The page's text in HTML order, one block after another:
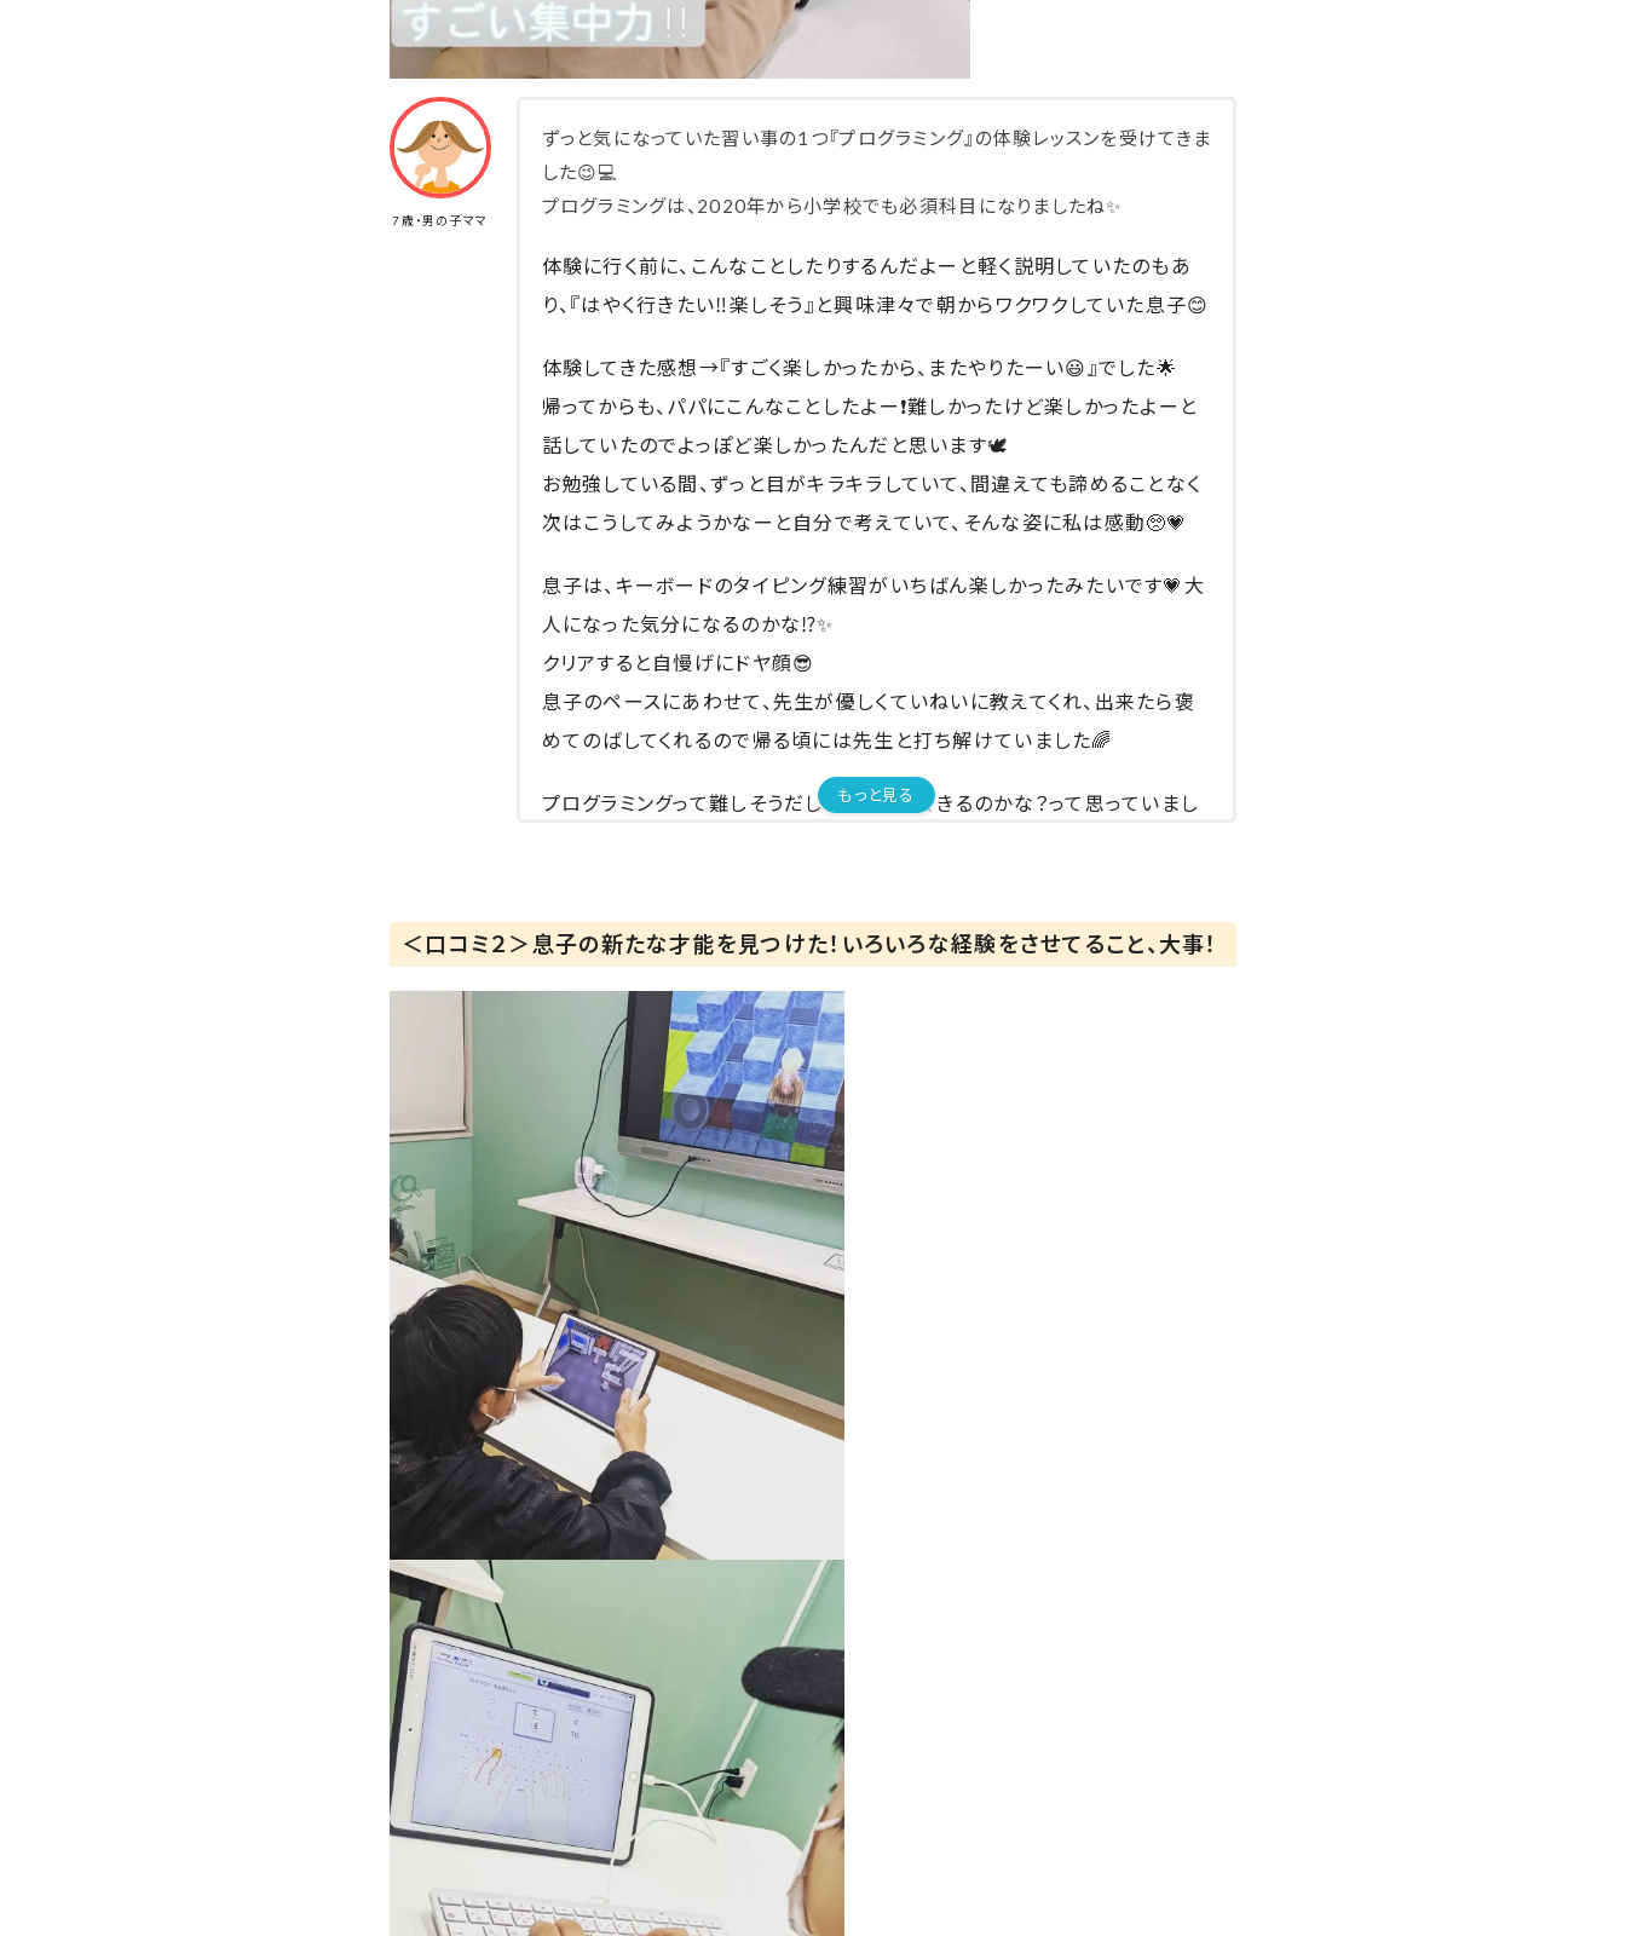
7歳・男の子ママ
ずっと気になっていた習い事の1つ『プログラミング』の体験レッスンを受けてきま
した😉💻
プログラミングは、2020年から小学校でも必須科目になりましたね✨
体験に行く前に、こんなことしたりするんだよーと軽く説明していたのもあ
り、『はやく行きたい‼️楽しそう』と興味津々で朝からワクワクしていた息子😊
体験してきた感想→『すごく楽しかったから、またやりたーい😃』でした🌟
帰ってからも、パパにこんなことしたよー❗️難しかったけど楽しかったよーと
話していたのでよっぽど楽しかったんだと思います🕊
お勉強している間、ずっと目がキラキラしていて、間違えても諦めることなく
次はこうしてみようかなーと自分で考えていて、そんな姿に私は感動🥺💗
息子は、キーボードのタイピング練習がいちばん楽しかったみたいです💗大
人になった気分になるのかな⁉️✨
クリアすると自慢げにドヤ顔😎
息子のペースにあわせて、先生が優しくていねいに教えてくれ、出来たら褒
めてのばしてくれるので帰る頃には先生と打ち解けていました🌈
プログラミングって難しそうだし、小学生にできるのかな？って思っていまし
今回体験させてもらった教室は、
本山駅４番出口を出てすぐ左手にあるビルの4階なので、方向音痴の私でも
迷子になることなく無事にたどり着けました😆❤️
無料体験授業（教室でも自宅でオンライン体験も可能）もしてくれているの
で、気になった方はぜひホームページ覗いて見てくださいね🙌🏻
対象年齢は、①年長②小学生③中学生です🌏
私は息子に体験させてあげられて、良かったなーと思いました🌟
もっと見る
＜口コミ２＞息子の新たな才能を見つけた！いろいろな経験をさせてること、大事！